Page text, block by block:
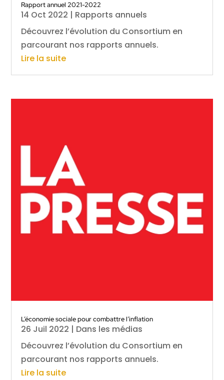
Rapport annuel 2021-2022
14 Oct 2022 | Rapports annuels
Découvrez l’évolution du Consortium en
parcourant nos rapports annuels.
Lire la suite
L’économie sociale pour combattre l’inflation
26 Juil 2022 | Dans les médias
Découvrez l’évolution du Consortium en
parcourant nos rapports annuels.
Lire la suite